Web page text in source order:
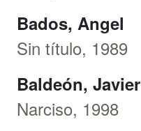
Bados, Angel
Sin título, 1989
Baldeón, Javier
Narciso, 1998